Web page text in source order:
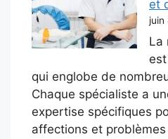
et
juin
La
qui englobe de
Chaque spécialiste a
expertise spécifiques
affections et problèmes